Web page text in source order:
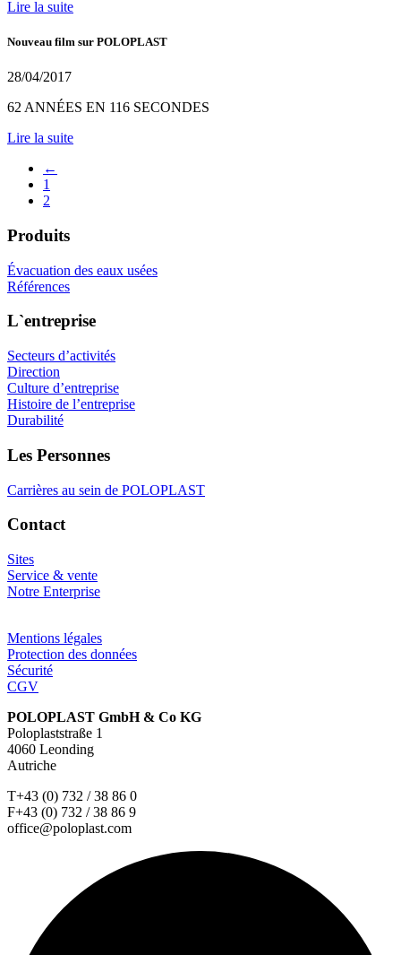
Lire la suite
Nouveau film sur POLOPLAST
28/04/2017
62 ANNÉES EN 116 SECONDES
Lire la suite
←
1
2
Produits
Évacuation des eaux usées
Références
L`entreprise
Secteurs d’activités
Direction
Culture d’entreprise
Histoire de l’entreprise
Durabilité
Les Personnes
Carrières au sein de POLOPLAST
Contact
Sites
Service & vente
Notre Enterprise
Mentions légales
Protection des données
Sécurité
CGV
POLOPLAST GmbH & Co KG
Poloplaststraße 1
4060 Leonding
Autriche
T+43 (0) 732 / 38 86 0
F+43 (0) 732 / 38 86 9
office@poloplast.com